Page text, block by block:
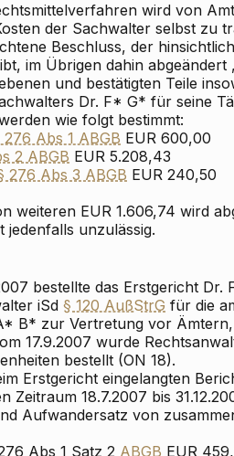
wird von
der Sachwalter selbst zu
Beschluss, der
im Übrigen dahin abgeändert
und bestätigten Teile
Dr. F* G* für seine
wie folgt bestimmt:
276 Abs 1 ABGB EUR 600,00
2 ABGB EUR 5.208,43
276 Abs 3 ABGB EUR 240,50
weiteren EUR 1.606,74 wird
jedenfalls unzulässig.
bestellte das Erstgericht
iSd § 120 AußStrG für die
B* zur Vertretung vor
17.9.2007 wurde
bestellt (ON 18).
Erstgericht eingelangten
Zeitraum 18.7.2007 bis
Aufwandersatz von
Abs 1 Satz 2 ABGB EUR